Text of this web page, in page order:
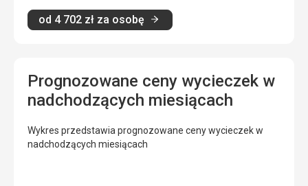
od 4 702 zł za osobę
Prognozowane ceny wycieczek w
nadchodzących miesiącach
Wykres przedstawia prognozowane ceny wycieczek w
nadchodzących miesiącach